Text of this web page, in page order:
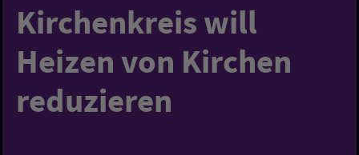
Kirchenkreis will
Heizen von Kirchen
reduzieren